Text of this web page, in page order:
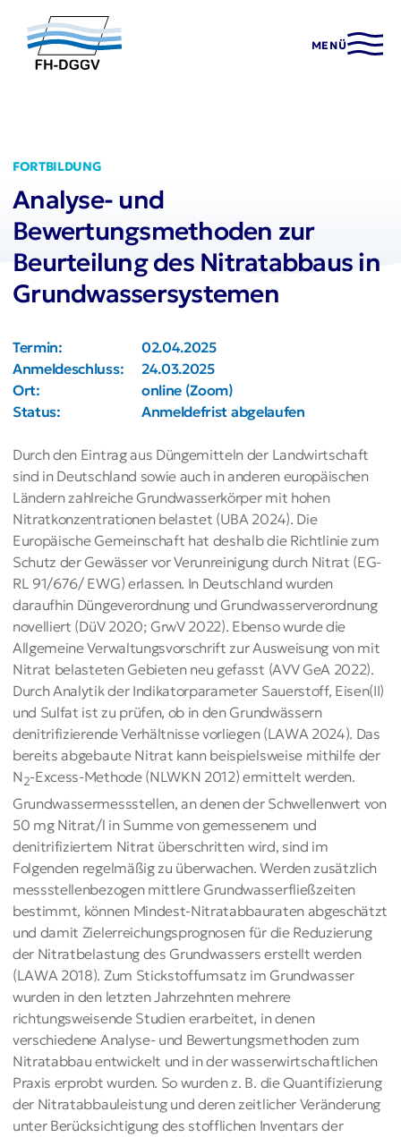
MENÜ
FORTBILDUNG
Analyse- und
Bewertungsmethoden zur
Beurteilung des Nitratabbaus in
Grundwassersystemen
Termin:
02.04.2025
Anmeldeschluss:
24.03.2025
Ort:
online (Zoom)
Status:
Anmeldefrist abgelaufen
Durch den Eintrag aus Düngemitteln der Landwirtschaft
sind in Deutschland sowie auch in anderen europäischen
Ländern zahlreiche Grundwasserkörper mit hohen
Nitratkonzentrationen belastet (UBA 2024). Die
Europäische Gemeinschaft hat deshalb die Richtlinie zum
Schutz der Gewässer vor Verunreinigung durch Nitrat (EG-
RL 91/676/ EWG) erlassen. In Deutschland wurden
daraufhin Düngeverordnung und Grundwasserverordnung
novelliert (DüV 2020; GrwV 2022). Ebenso wurde die
Allgemeine Verwaltungsvorschrift zur Ausweisung von mit
Nitrat belasteten Gebieten neu gefasst (AVV GeA 2022).
Durch Analytik der Indikatorparameter Sauerstoff, Eisen(II)
und Sulfat ist zu prüfen, ob in den Grundwässern
denitrifizierende Verhältnisse vorliegen (LAWA 2024). Das
bereits abgebaute Nitrat kann beispielsweise mithilfe der
N2-Excess-Methode (NLWKN 2012) ermittelt werden.
Grundwassermessstellen, an denen der Schwellenwert von
50 mg Nitrat/l in Summe von gemessenem und
denitrifiziertem Nitrat überschritten wird, sind im
Folgenden regelmäßig zu überwachen. Werden zusätzlich
messstellenbezogen mittlere Grundwasserfließzeiten
bestimmt, können Mindest-Nitratabbauraten abgeschätzt
und damit Zielerreichungsprognosen für die Reduzierung
der Nitratbelastung des Grundwassers erstellt werden
(LAWA 2018). Zum Stickstoffumsatz im Grundwasser
wurden in den letzten Jahrzehnten mehrere
richtungsweisende Studien erarbeitet, in denen
verschiedene Analyse- und Bewertungsmethoden zum
Nitratabbau entwickelt und in der wasserwirtschaftlichen
Praxis erprobt wurden. So wurden z. B. die Quantifizierung
der Nitratabbauleistung und deren zeitlicher Veränderung
unter Berücksichtigung des stofflichen Inventars der